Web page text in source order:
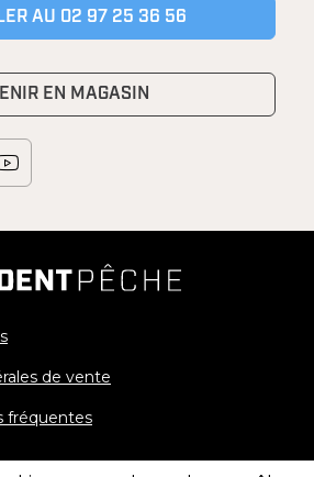
AU 02 97 25 36 56
EN MAGASIN
de vente
fréquentes